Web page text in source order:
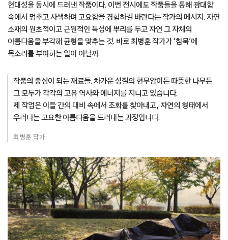
현대성을 동시에 드러낸 작품이다. 이번 전시에도 작품들을 통해 광대함
속에서 멈추고 사색하며 고요함을 경험하길 바란다는 작가의 메시지. 자연
소재의 원초적이고 근원적인 특성에 뿌리를 두고 자연 그 자체의
아름다움을 부각해 균형을 맞추는 것. 바로 최병훈 작가가 ‘침묵’에
목소리를 부여하는 일이 아닐까.
작품의 중심이 되는 재료들. 차가운 성질의 현무암이든 따뜻한 나무든
그 모두가 각각의 고유 역사와 에너지를 지니고 있습니다.
제 작업은 이들 간의 대비 속에서 조화를 찾아내고, 자연의 형태에서
우러나는 고요한 아름다움을 드러내는 과정입니다.
최병훈 작가